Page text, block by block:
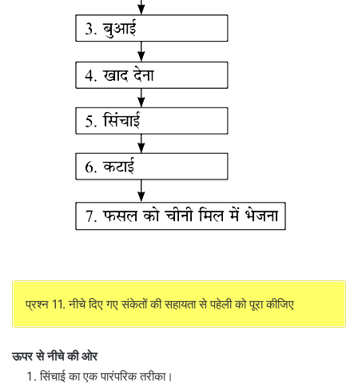
प्रश्न 11. नीचे दिए गए संकेतों की सहायता से पहेली को पूरा कीजिए
ऊपर से नीचे की ओर
सिंचाई का एक पारंपरिक तरीका।